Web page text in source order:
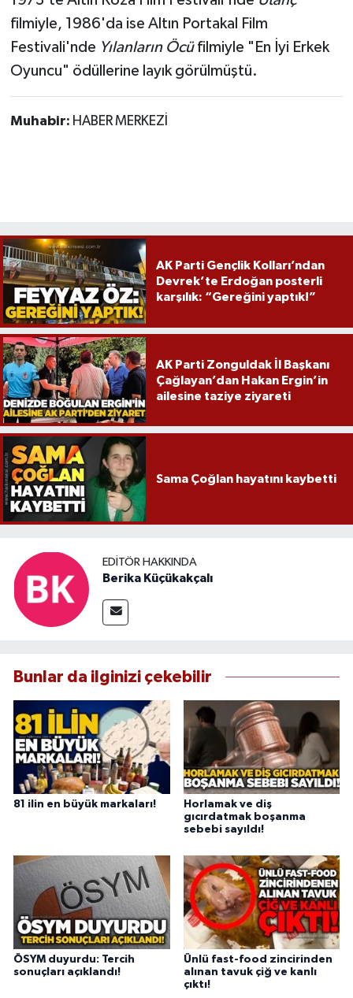
filmiyle, 1986'da ise Altın Portakal Film
Festivali'nde Yılanların Öcüfilmiyle "En İyi Erkek
Oyuncu" ödüllerine layık görülmüştü.
Muhabir: HABER MERKEZİ
AK Parti Gençlik Kolları’ndan
Devrek’te Erdoğan posterli
karşılık: “Gereğini yaptık!”
AK Parti Zonguldak İl Başkanı
Çağlayan’dan Hakan Ergin’in
ailesine taziye ziyareti
Sama Çoğlan hayatını kaybetti
EDITÖR HAKKINDA
Berika Küçükakçalı
Bunlar da ilginizi çekebilir
81 ilin en büyük markaları!
Horlamak ve diş
gıcırdatmak boşanma
sebebi sayıldı!
ÖSYM duyurdu: Tercih
sonuçları açıklandı!
Ünlü fast-food zincirinden
alınan tavuk çiğ ve kanlı
çıktı!